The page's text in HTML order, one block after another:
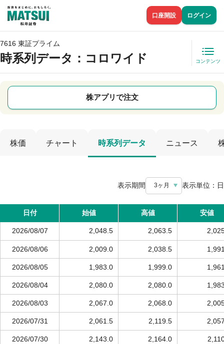
口座開設 ログイン
7616 東証プライム
時系列データ ：コロワイド コンテンツ
株アプリで注文
株価 チャート 時系列データ ニュース
表示期間 3ヶ月 表示単位： 日
日付 始値 高値 安値
2026/08/07 2,048.5 2,063.5
2026/08/06 2,009.0 2,038.5
2026/08/05 1,983.0 1,999.0
2026/08/04 2,080.0 2,080.0
2026/08/03 2,067.0 2,068.0
2026/07/31 2,061.5 2,119.5
2026/07/30 2,143.0 2,164.0